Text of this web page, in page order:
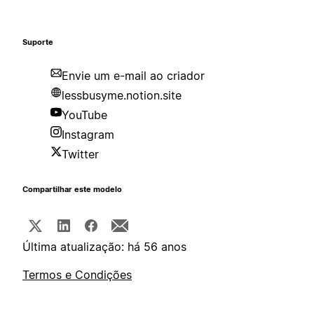
Suporte
Envie um e-mail ao criador
lessbusyme.notion.site
YouTube
Instagram
Twitter
Compartilhar este modelo
Última atualização: há 56 anos
Termos e Condições